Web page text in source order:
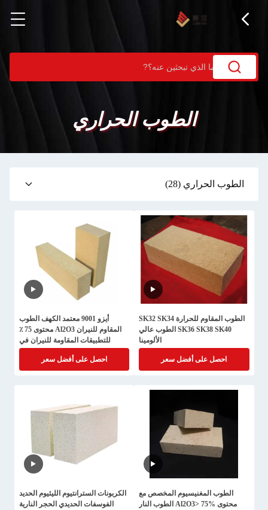
الطوب الحراري
الطوب الحراري (28)
الطوب المقاوم للحرارة SK32 SK34
SK36 SK38 SK40 الطوب عالي
الألومينا
احصل على أفضل سعر
أيزو 9001 معتمد الكهف الطوب
المقاوم للنيران Al2O3 محتوى 75 ٪
للتطبيقات المقاومة للنيران في
درجات الحرارة العالية
احصل على أفضل سعر
الطوب المغنيسيوم المخصص مع
محتوى Al2O3> 75% الطوب النار
الكربونات السترانتيوم الليثيوم الحديد
الفوسفات الحديدي الحجر النارية